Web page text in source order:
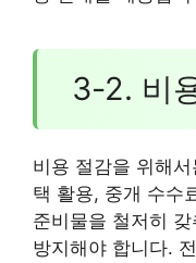
3-2. 비
비용 절감을 위해
택 활용, 중개 수수
준비물을 철저히
방지해야 합니다.